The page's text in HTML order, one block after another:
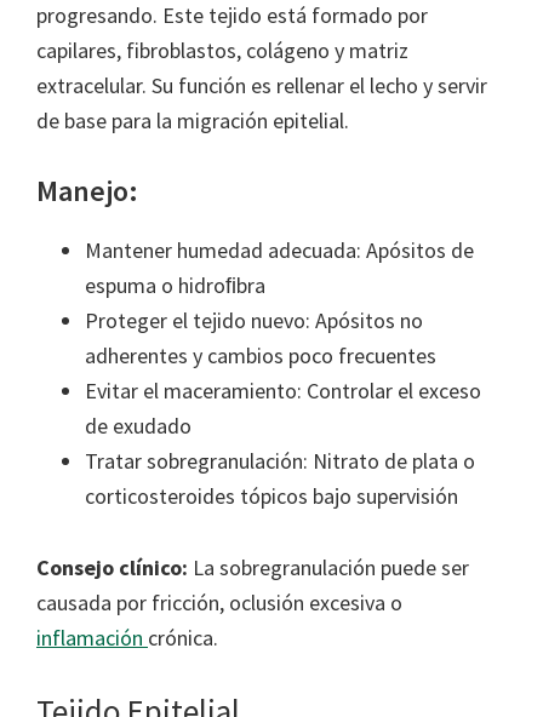
progresando. Este tejido está formado por
capilares, fibroblastos, colágeno y matriz
extracelular. Su función es rellenar el lecho y servir
de base para la migración epitelial.
Manejo:
Mantener humedad adecuada: Apósitos de
espuma o hidroﬁbra
Proteger el tejido nuevo: Apósitos no
adherentes y cambios poco frecuentes
Evitar el maceramiento: Controlar el exceso
de exudado
Tratar sobregranulación: Nitrato de plata o
corticosteroides tópicos bajo supervisión
Consejo clínico: La sobregranulación puede ser
causada por fricción, oclusión excesiva o
inflamación crónica.